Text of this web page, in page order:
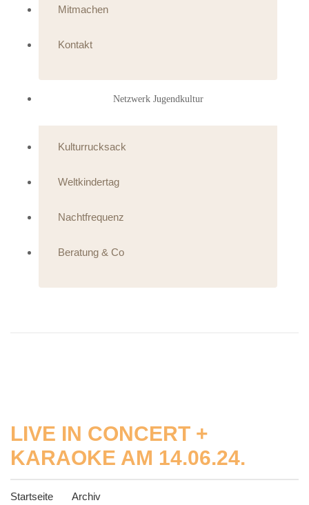
Mitmachen
Kontakt
Netzwerk Jugendkultur
Kulturrucksack
Weltkindertag
Nachtfrequenz
Beratung & Co
LIVE IN CONCERT +
KARAOKE AM 14.06.24.
Startseite Archiv